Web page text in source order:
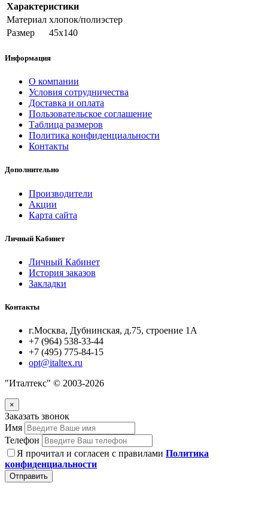
Характеристики
Материал хлопок/полиэстер
Размер
45х140
Информация
О компании
Условия сотрудничества
Доставка и оплата
Пользовательское соглашение
Таблица размеров
Политика конфиденциальности
Контакты
Дополнительно
Производители
Акции
Карта сайта
Личный Кабинет
Личный Кабинет
История заказов
Закладки
Контакты
г.Москва, Дубнинская, д.75, строение 1А
+7 (964) 538-33-44
+7 (495) 775-84-15
opt@italtex.ru
"Италтекс" © 2003-2026
×
Заказать звонок
Имя
Телефон
Я прочитал и согласен с правилами Политика
конфиденциальности
Отправить